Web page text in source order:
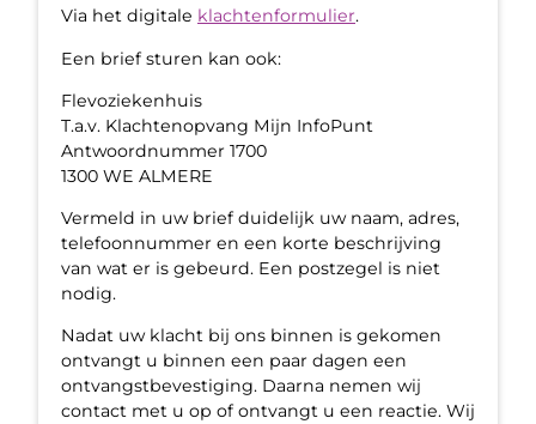
Via het digitale klachtenformulier.
Een brief sturen kan ook:
Flevoziekenhuis
T.a.v. Klachtenopvang Mijn InfoPunt
Antwoordnummer 1700
1300 WE ALMERE
Vermeld in uw brief duidelijk uw naam, adres,
telefoonnummer en een korte beschrijving
van wat er is gebeurd. Een postzegel is niet
nodig.
Nadat uw klacht bij ons binnen is gekomen
ontvangt u binnen een paar dagen een
ontvangstbevestiging. Daarna nemen wij
contact met u op of ontvangt u een reactie. Wij